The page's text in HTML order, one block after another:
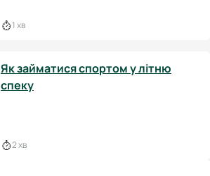
1 хв
Як займатися спортом у літню
спеку
2 хв